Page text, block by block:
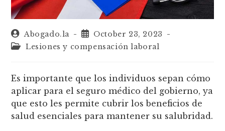
Abogado.la
October 23, 2023
Lesiones y compensación laboral
Es importante que los individuos sepan cómo
aplicar para el seguro médico del gobierno, ya
que esto les permite cubrir los beneficios de
salud esenciales para mantener su salubridad.